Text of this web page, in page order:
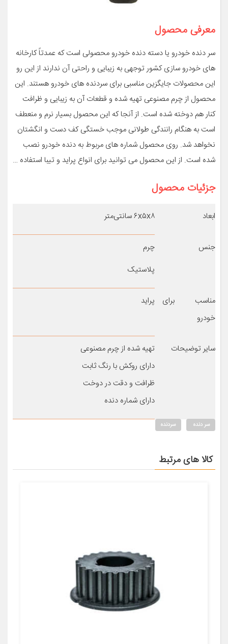
معرفی محصول
سر دنده خودرو یا دسته دنده خودرو محصولی است که عمدتاً کارخانه
های خودرو سازی کشور توجهی به زیبایی و راحتی آن ندارند از این رو
این محصولات جایگزین مناسبی برای سردنده های خودرو هستند. این
محصول از چرم مصنوعی تهیه شده و قطعات آن به زیبایی و ظرافت
کنار هم دوخته شده است. از آنجا که این محصول بسیار نرم و منعطف
است به هنگام رانندگی طولانی موجب خستگی کف دست و انگشتان
نخواهد شد. روی محصول شماره های مربوط به دنده خودرو نصب
شده است. از این محصول می توانید برای انواع پراید و تیبا استفاده …
جزئیات محصول
ابعاد ۶x۵x۸ سانتی‌متر
جنس
چرم
پلاستیک
مناسب برای
خودرو
پراید
سایر توضیحات
تهیه شده از چرم مصنوعی
دارای روکش با رنگ ثابت
ظرافت و دقت در دوخت
دارای شماره دنده
سر دنده سردنده
کالا های مرتبط